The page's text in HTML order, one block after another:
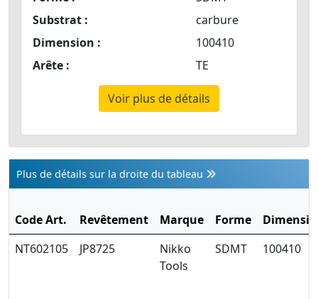
Substrat :
carbure
Dimension :
100410
Arête :
TE
Voir plus de détails
Plus de détails sur la droite du tableau
Code Art. Revêtement Marque Forme
NT602105
JP8725
Nikko
Tools
SDMT 100410